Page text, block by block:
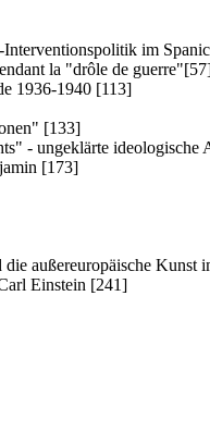
im
la "drôle de
1936-1940 [113]
[133]
- ungeklärte ideologische
[173]
außereuropäische Kunst
Einstein [241]